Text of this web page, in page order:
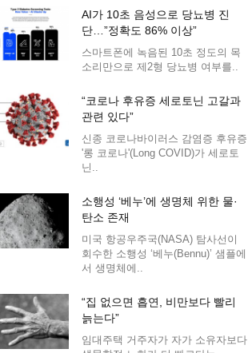
AI가 10초 음성으로 당뇨병 진
단…”정확도 86% 이상”
스마트폰에 녹음된 10초 정도의 목
소리만으로 제2형 당뇨병 여부를..
“코로나 후유증 세로토닌 고갈과
관련 있다”
신종 코로나바이러스 감염증 후유증
'롱 코로나'(Long COVID)가 세로토
닌..
소행성 ‘베누’에 생명체 위한 물·
탄소 존재
미국 항공우주국(NASA) 탐사선이
회수한 소행성 ‘베누(Bennu)’ 샘플에
서 생명체에..
“집 없으면 흡연, 비만보다 빨리
늙는다”
임대주택 거주자가 자가 소유자보다